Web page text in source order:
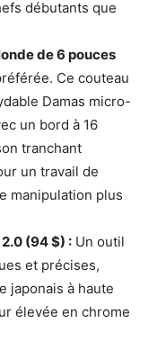
débutants que
de 6 pouces
Ce couteau
Damas micro-
un bord à 16
tranchant
un travail de
manipulation plus
(94 $) : Un outil
et précises,
japonais à haute
élevée en chrome